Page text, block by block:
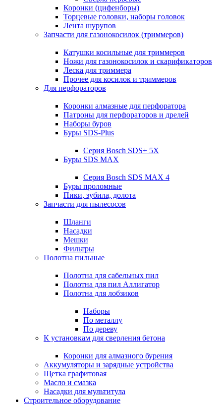
Коронки (цифенборы)
Торцевые головки, наборы головок
Лента шурупов
Запчасти для газонокосилок (триммеров)
Катушки косильные для триммеров
Ножи для газонокосилок и скарификаторов
Леска для триммера
Прочее для косилок и триммеров
Для перфораторов
Коронки алмазные для перфоратора
Патроны для перфораторов и дрелей
Наборы буров
Буры SDS-Plus
Серия Bosch SDS+ 5X
Буры SDS MAX
Серия Bosch SDS MAX 4
Буры проломные
Пики, зубила, долота
Запчасти для пылесосов
Шланги
Насадки
Мешки
Фильтры
Полотна пильные
Полотна для сабельных пил
Полотна для пил Аллигатор
Полотна для лобзиков
Наборы
По металлу
По дереву
К установкам для сверления бетона
Коронки для алмазного бурения
Аккумуляторы и зарядные устройства
Щетка графитовая
Масло и смазка
Насадки для мультитула
Строительное оборудование